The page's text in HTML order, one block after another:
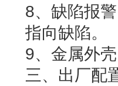
8、缺陷报
指向缺陷。
9、金属外
三、出厂配